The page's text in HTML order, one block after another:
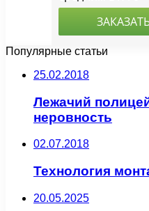
Популярные статьи
25.02.2018
Лежачий
неровность
02.07.2018
Технология
20.05.2025